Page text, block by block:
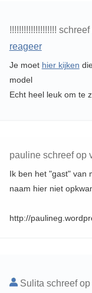
!!!!!!!!!!!!!!!!!!!!
reageer
Je moet hier kijken
model
Echt heel leuk om te
pauline schreef op
Ik ben het "gast" van
naam hier niet
http://
Sulita schreef op